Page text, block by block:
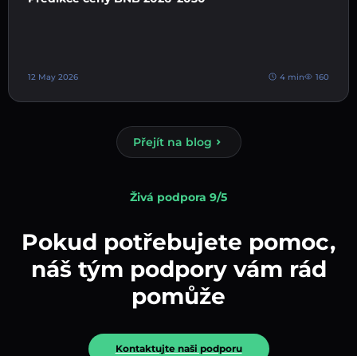
12 May 2026 4 min 160
Přejít na blog
Živá podpora 9/5
Pokud potřebujete pomoc,
náš tým podpory vám rád
pomůže
Kontaktujte naši podporu